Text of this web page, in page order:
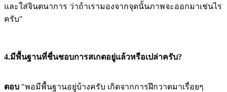
และใส่จินตนาการ ว่าถ้าเรามองจากจุดนั้นภาพจะออกมาเช่นไร
ครับ"
4.มีพื้นฐานที่ชื่นชอบการสเกตอยู่แล้วหรือเปล่าครับ?
ตอบ "พอมีพื้นฐานอยู่บ้างครับ เกิดจากการฝึกวาดมาเรื่อยๆ